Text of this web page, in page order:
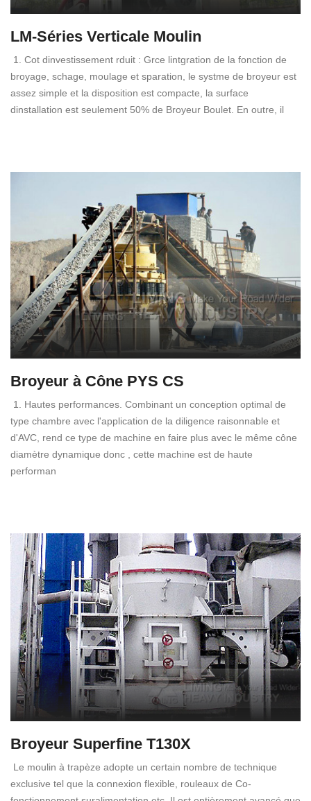
LM-Séries Verticale Moulin
1. Cot dinvestissement rduit : Grce lintgration de la fonction de
broyage, schage, moulage et sparation, le systme de broyeur est
assez simple et la disposition est compacte, la surface
dinstallation est seulement 50% de Broyeur Boulet. En outre, il
Broyeur à Cône PYS CS
1. Hautes performances. Combinant un conception optimal de
type chambre avec l'application de la diligence raisonnable et
d'AVC, rend ce type de machine en faire plus avec le même cône
diamètre dynamique donc , cette machine est de haute
performan
Broyeur Superfine T130X
Le moulin à trapèze adopte un certain nombre de technique
exclusive tel que la connexion flexible, rouleaux de Co-